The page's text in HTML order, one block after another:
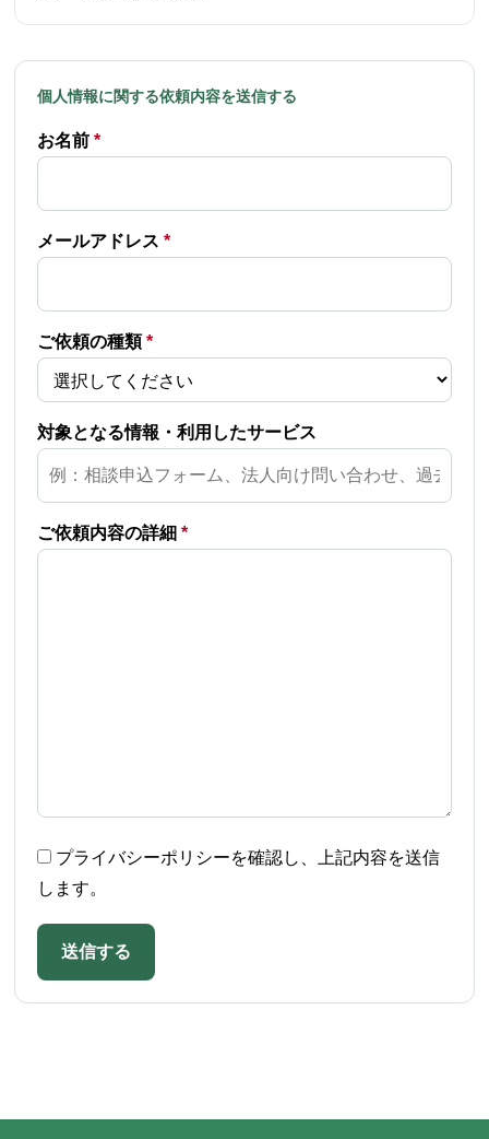
個人情報に関する依頼内容を送信する
お名前*
メールアドレス*
ご依頼の種類*
対象となる情報・利用したサービス
ご依頼内容の詳細*
プライバシーポリシーを確認し、上記内容を送信
します。
送信する